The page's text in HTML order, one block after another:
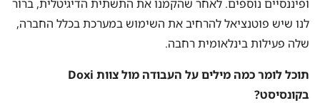
ופיננסיים נוספים. לאחר שהקמנו את התשתית הדיגיטלית, ברור
לנו שיש פוטנציאל להרחיב את השימוש במערכת בכלל החברה,
שלה פעילות בינלאומית רחבה.
תוכל לומר כמה מילים על העבודה מול צוות Doxi
בקונסיסט?